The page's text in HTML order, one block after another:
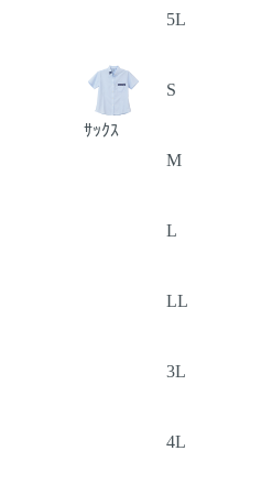
5L
ｻｯｸｽ
S
M
L
LL
3L
4L